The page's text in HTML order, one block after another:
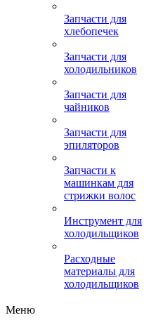
Запчасти для
хлебопечек
Запчасти для
холодильников
Запчасти для
чайников
Запчасти для
эпиляторов
Запчасти к
машинкам для
стрижки волос
Инструмент для
холодильщиков
Расходные
материалы для
холодильщиков
Меню